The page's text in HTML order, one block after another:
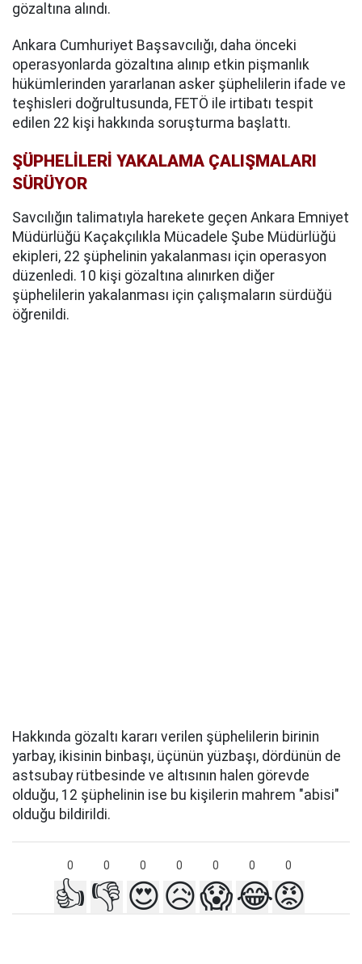
gözaltına alındı.
Ankara Cumhuriyet Başsavcılığı, daha önceki
operasyonlarda gözaltına alınıp etkin pişmanlık
hükümlerinden yararlanan asker şüphelilerin ifade ve
teşhisleri doğrultusunda, FETÖ ile irtibatı tespit
edilen 22 kişi hakkında soruşturma başlattı.
ŞÜPHELİLERİ YAKALAMA ÇALIŞMALARI
SÜRÜYOR
Savcılığın talimatıyla harekete geçen Ankara Emniyet
Müdürlüğü Kaçakçılıkla Mücadele Şube Müdürlüğü
ekipleri, 22 şüphelinin yakalanması için operasyon
düzenledi. 10 kişi gözaltına alınırken diğer
şüphelilerin yakalanması için çalışmaların sürdüğü
öğrenildi.
Hakkında gözaltı kararı verilen şüphelilerin birinin
yarbay, ikisinin binbaşı, üçünün yüzbaşı, dördünün de
astsubay rütbesinde ve altısının halen görevde
olduğu, 12 şüphelinin ise bu kişilerin mahrem "abisi"
olduğu bildirildi.
0 0 0 0 0 0 0
👍 👎 😍😥😱😂😡